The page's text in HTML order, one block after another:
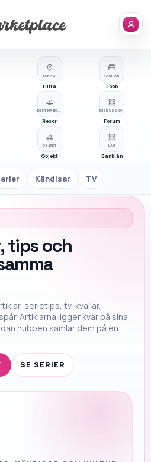
OBJEKT
Objekt
LÅN
Banklån
LOKALT
Hitta
KARRIÄR
Jobb
Resor
DISKUSSION
Forum
Kändisar TV
tips och
serietips, tv-kvällar,
Artiklarna ligger kvar på sina
hubben samlar dem på en
SE SERIER